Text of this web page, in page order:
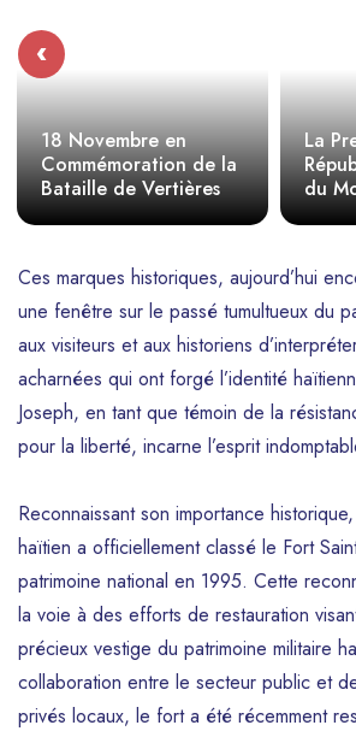
18 Novembre en
Commémoration de la
Bataille de Vertières
La
du
‹
Ces marques historiques, aujourd’hui
une fenêtre sur le passé tumultueux du
aux visiteurs et aux historiens
acharnées qui ont forgé l’identité
Joseph, en tant que témoin de la
pour la liberté, incarne l’esprit
Reconnaissant son importance
haïtien a officiellement classé le Fort
patrimoine national en 1995. Cette
la voie à des efforts de restauration
précieux vestige du patrimoine militaire
collaboration entre le secteur public et
privés locaux, le fort a été récemment